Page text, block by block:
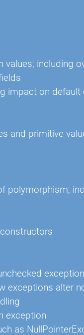
values; including
impact on
and primitive
polymorphism;
exceptions alter
exception
as